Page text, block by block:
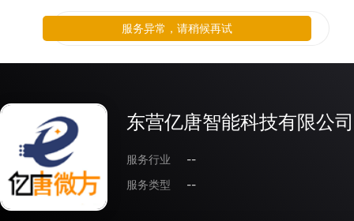
东营亿唐智能科技有限公司
服务行业
--
服务类型
--
服务异常，请稍候再试